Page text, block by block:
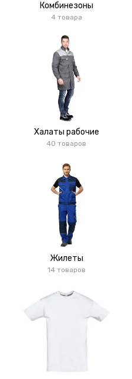
Комбинезоны
4 товара
Халаты рабочие
40 товаров
Жилеты
14 товаров